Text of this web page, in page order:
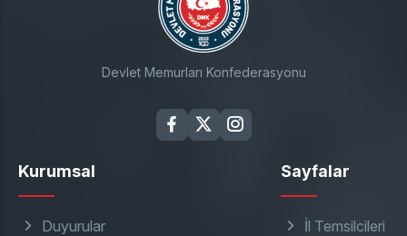
Devlet Memurları Konfederasyonu
Kurumsal
Duyurular
Sayfalar
İl Temsilcileri